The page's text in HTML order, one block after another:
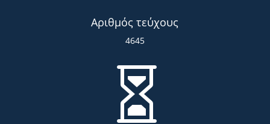
Αριθμός τεύχους
4645
